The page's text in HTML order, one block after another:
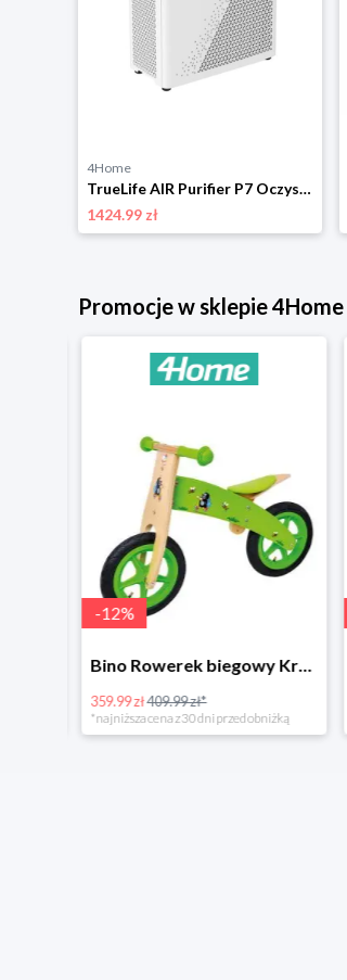
4Home
TrueLife AIR Purifier P7 Oczyszczacz powietrza WiFi
1424.99 zł
Promocje w sklepie 4Home
-12%
Bino Rowerek biegowy Krecik
359.99 zł409.99 zł*
*najniższa cena z 30 dni przed obniżką